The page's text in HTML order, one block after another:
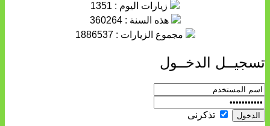
زيارات اليوم : 1351
هذه السنة : 360264
مجموع الزيارات : 1886537
تسجيــل الدخــول
تذكرنى